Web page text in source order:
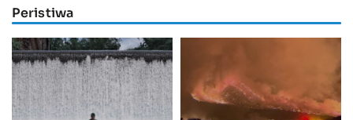
Peristiwa